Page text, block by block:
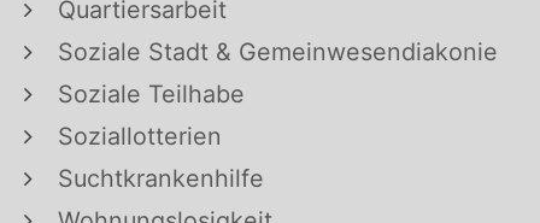
Quartiersarbeit
Soziale Stadt & Gemeinwesendiakonie
Soziale Teilhabe
Soziallotterien
Suchtkrankenhilfe